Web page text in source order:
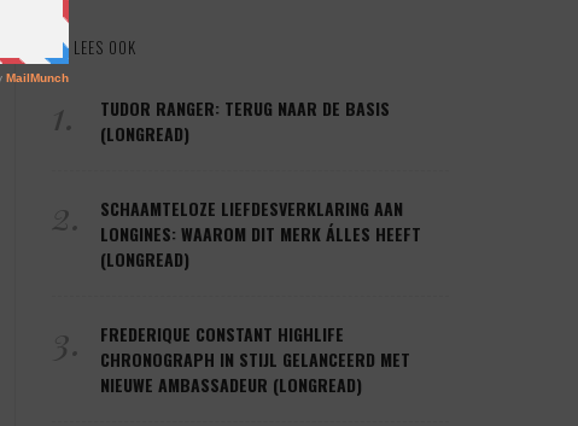
LEES OOK
1.
TUDOR RANGER: TERUG NAAR DE BASIS
(LONGREAD)
2.
SCHAAMTELOZE LIEFDESVERKLARING AAN
LONGINES: WAAROM DIT MERK ÁLLES HEEFT
(LONGREAD)
3.
FREDERIQUE CONSTANT HIGHLIFE
CHRONOGRAPH IN STIJL GELANCEERD MET
NIEUWE AMBASSADEUR (LONGREAD)